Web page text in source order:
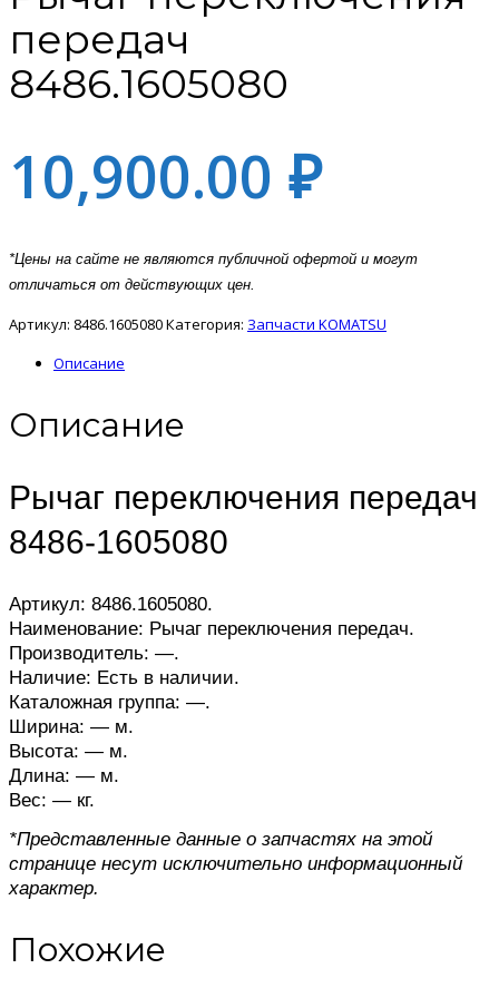
передач
8486.1605080
10,900.00 ₽
*Цены на сайте не являются публичной офертой и могут
отличаться от действующих цен.
Артикул: 8486.1605080Категория: Запчасти KOMATSU
Описание
Описание
Рычаг переключения передач
8486-1605080
Артикул: 8486.1605080.
Наименование: Рычаг переключения передач.
Производитель: —.
Наличие: Есть в наличии.
Каталожная группа: —.
Ширина: — м.
Высота: — м.
Длина: — м.
Вес: — кг.
*Представленные данные о запчастях на этой
странице несут исключительно информационный
характер.
Похожие